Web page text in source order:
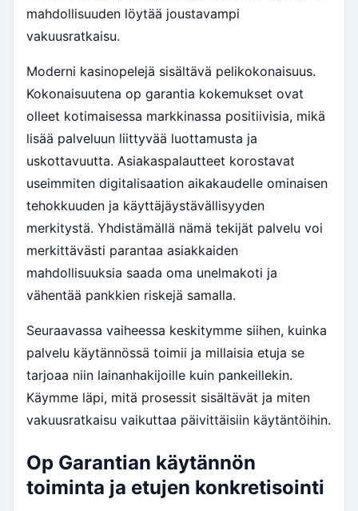
mahdollisuuden löytää joustavampi
vakuusratkaisu.
Moderni kasinopelejä sisältävä pelikokonaisuus.
Kokonaisuutena op garantia kokemukset ovat
olleet kotimaisessa markkinassa positiivisia, mikä
lisää palveluun liittyvää luottamusta ja
uskottavuutta. Asiakaspalautteet korostavat
useimmiten digitalisaation aikakaudelle ominaisen
tehokkuuden ja käyttäjäystävällisyyden
merkitystä. Yhdistämällä nämä tekijät palvelu voi
merkittävästi parantaa asiakkaiden
mahdollisuuksia saada oma unelmakoti ja
vähentää pankkien riskejä samalla.
Seuraavassa vaiheessa keskitymme siihen, kuinka
palvelu käytännössä toimii ja millaisia etuja se
tarjoaa niin lainanhakijoille kuin pankeillekin.
Käymme läpi, mitä prosessit sisältävät ja miten
vakuusratkaisu vaikuttaa päivittäisiin käytäntöihin.
Op Garantian käytännön
toiminta ja etujen konkretisointi